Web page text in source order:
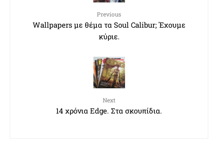
Previous
Wallpapers με θέμα τα Soul Calibur; Έχουμε
κύριε.
Next
14 χρόνια Edge. Στα σκουπίδια.